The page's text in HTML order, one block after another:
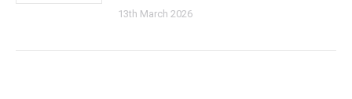
13th March 2026